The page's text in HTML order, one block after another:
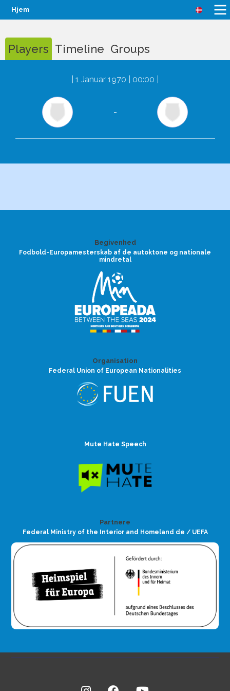
Hjem
Players Timeline Groups
1 Januar 1970 | 00:00
-
Begivenhed
Fodbold-Europamesterskab af de autoktone og nationale
mindretal
Organisation
Federal Union of European Nationalities
Mute Hate Speech
Partnere
Federal Ministry of the Interior and Homeland de / UEFA